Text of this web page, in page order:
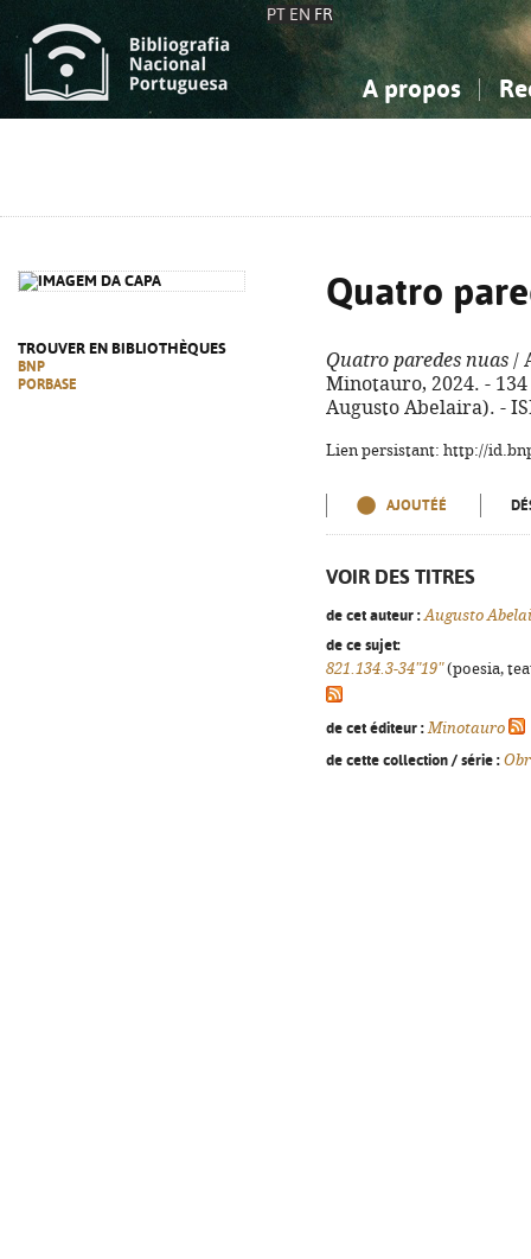
PT EN FR
A propos
TROUVER EN BIBLIOTHÈQUES
BNP
PORBASE
Quatro
Quatro paredes nuas /
Minotauro, 2024. -
Augusto Abelaira). -
Lien persistant: http://
AJOUTÉÉ
VOIR DES TITRES
de cet auteur : Augusto
de ce sujet:
821.134.3-34"19"(poesia,
de cet éditeur : Minotauro
de cette collection / série :